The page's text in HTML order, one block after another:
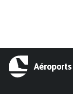
Aéroports